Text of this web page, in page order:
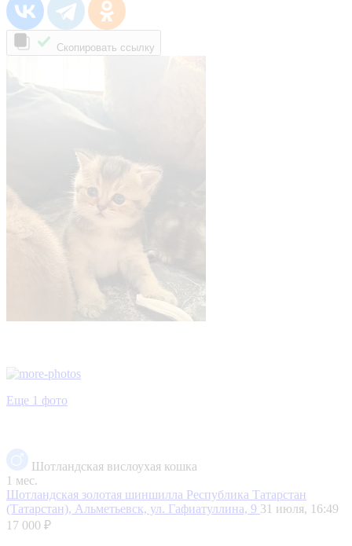
Скопировать ссылку
Еще 1 фото
Шотландская вислоухая кошка
1 мес.
Шотландская золотая шиншилла Республика Татарстан
(Татарстан), Альметьевск, ул. Гафиатуллина, 9 31 июля, 16:49
17 000 ₽